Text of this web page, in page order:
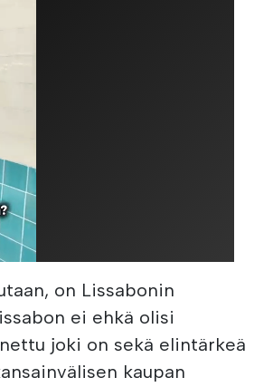
on Lissabonin
ei ehkä olisi
joki on sekä elintärkeä
kaupan